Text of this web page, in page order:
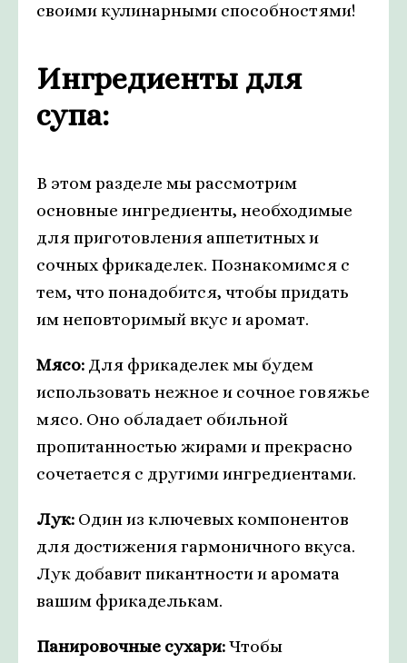
своими кулинарными способностями!
Ингредиенты для
супа:
В этом разделе мы рассмотрим
основные ингредиенты, необходимые
для приготовления аппетитных и
сочных фрикаделек. Познакомимся с
тем, что понадобится, чтобы придать
им неповторимый вкус и аромат.
Мясо: Для фрикаделек мы будем
использовать нежное и сочное говяжье
мясо. Оно обладает обильной
пропитанностью жирами и прекрасно
сочетается с другими ингредиентами.
Лук: Один из ключевых компонентов
для достижения гармоничного вкуса.
Лук добавит пикантности и аромата
вашим фрикаделькам.
Панировочные сухари:Чтобы